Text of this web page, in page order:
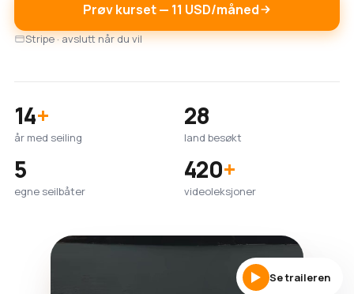
Prøv kurset — 11 USD/måned
Stripe · avslutt når du vil
14+
år med seiling
28
land besøkt
5
egne seilbåter
420+
videoleksjoner
Se traileren